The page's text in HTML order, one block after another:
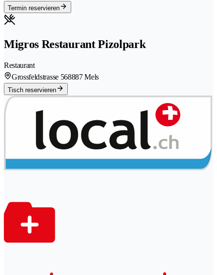
Termin reservieren
Migros Restaurant Pizolpark
Restaurant
Grossfeldstrasse 568887 Mels
Tisch reservieren